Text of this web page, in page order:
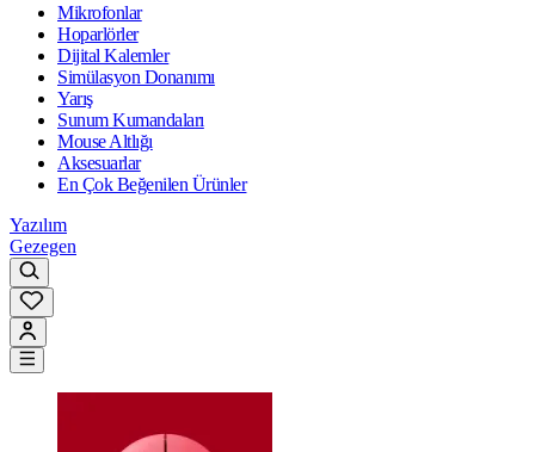
Mikrofonlar
Hoparlörler
Dijital Kalemler
Simülasyon Donanımı
Yarış
Sunum Kumandaları
Mouse Altlığı
Aksesuarlar
En Çok Beğenilen Ürünler
Yazılım
Gezegen